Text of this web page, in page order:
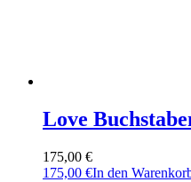
Love
175,00 €
175,00 €In den